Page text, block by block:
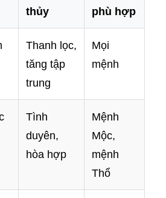
thủy
phù hợp
Thanh lọc,
tăng tập
trung
Mọi
mệnh
Tình
duyên,
hòa hợp
Mệnh
Mộc,
mệnh
Thổ